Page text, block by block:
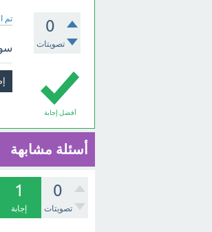
0
تصويتات
تم
أفضل إجابة
أسئلة مشابهة
0
تصويتات
1
إجابة